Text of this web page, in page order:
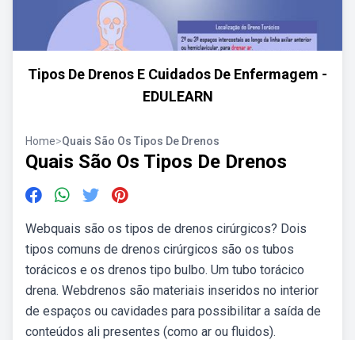
Tipos De Drenos E Cuidados De Enfermagem -
EDULEARN
Home>Quais São Os Tipos De Drenos
Quais São Os Tipos De Drenos
Webquais são os tipos de drenos cirúrgicos? Dois
tipos comuns de drenos cirúrgicos são os tubos
torácicos e os drenos tipo bulbo. Um tubo torácico
drena. Webdrenos são materiais inseridos no interior
de espaços ou cavidades para possibilitar a saída de
conteúdos ali presentes (como ar ou fluidos).